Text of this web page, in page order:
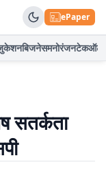
ePaper
बिजनेसमनोरंजनटेकऑटो
सतर्कता